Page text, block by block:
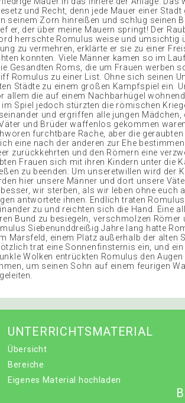
und Recht, denn jede Mauer einer
seinem Zorn hinreißen und schlug seinen
er, der über meine Mauern springt! Der
herrschte Romulus weise und umsichtig
zu vermehren, erklärte er sie zu einer
konnten. Viele Männer kamen so im
Gesandten Roms, die um Frauen werben
Romulus zu einer List. Ohne sich seinen
Städte zu einem großen Kampfspiel ein.
allem die auf einem Nachbarhügel
Spiel jedoch stürzten die römischen
und ergriffen alle jungen Mädchen,
und Brüder waffenlos gekommen
furchtbare Rache, aber die
eine nach der anderen zur Ehe
zurückkehrten und den Römern eine
Frauen sich mit ihren Kindern unter die
zu beenden: Um unseretwillen wird der
hier unsere Männer und dort unsere
wir sterben, als wir leben ohne euch
antwortete ihnen. Endlich traten
zu und reichten sich die Hand. Eine
Bund zu besiegeln, verschmolzen Römer
Siebenunddreißig Jahre lang hatte
Marsfeld, einem Platz außerhalb der alten
trat eine Sonnenfinsternis ein, und
Wolken entrückten Romulus den
um seinen Sohn auf einem feurigen
UNTERRICHTSMATERIAL
Übersicht
Bereiche
Eigenes Material hochladen